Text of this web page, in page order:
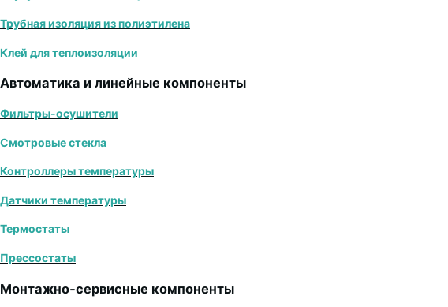
Трубная изоляция из полиэтилена
Клей для теплоизоляции
Автоматика и линейные компоненты
Фильтры-осушители
Смотровые стекла
Контроллеры температуры
Датчики температуры
Термостаты
Прессостаты
Монтажно‑сервисные компоненты